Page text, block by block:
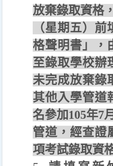
放棄錄取資格
（星期五）
格聲明書」，
至錄取學校辦
未完成放棄錄
其他入學管道
名參加 105年7
管道， 經查證
項考試錄取資